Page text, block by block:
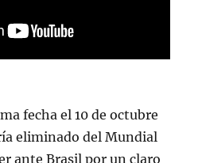
fecha el 10 de octubre
eliminado del Mundial
ante Brasil por un claro